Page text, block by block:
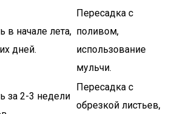
в начале лета,
дней.
Пересадка с
поливом,
использование
мульчи.
за 2-3 недели
Пересадка с
обрезкой листьев,